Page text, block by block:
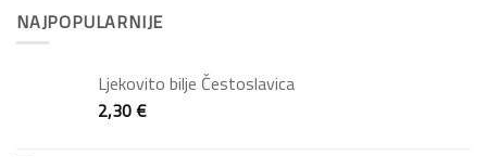
NAJPOPULARNIJE
Ljekovito bilje Čestoslavica
2,30€